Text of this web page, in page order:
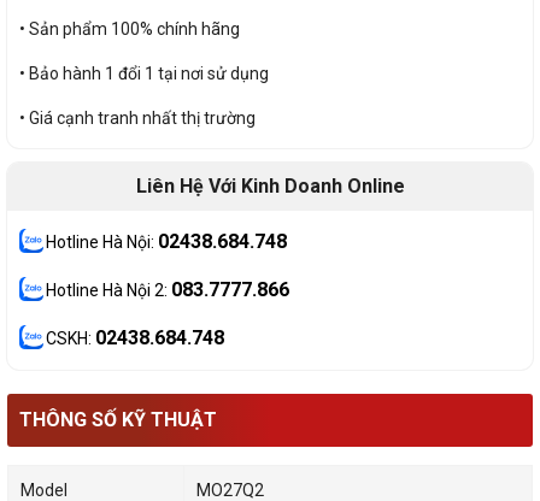
• Sản phẩm 100% chính hãng
• Bảo hành 1 đổi 1 tại nơi sử dụng
• Giá cạnh tranh nhất thị trường
Liên Hệ Với Kinh Doanh Online
Hotline Hà Nội: 02438.684.748
Hotline Hà Nội 2: 083.7777.866
CSKH: 02438.684.748
THÔNG SỐ KỸ THUẬT
Model MO27Q2